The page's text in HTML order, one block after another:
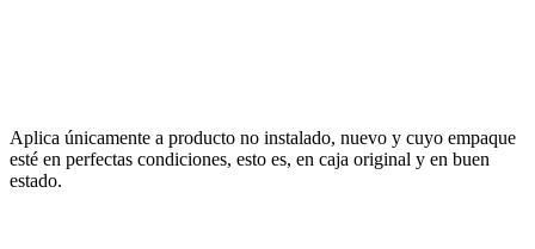
Aplica únicamente a producto no instalado, nuevo y cuyo empaque
esté en perfectas condiciones, esto es, en caja original y en buen
estado.